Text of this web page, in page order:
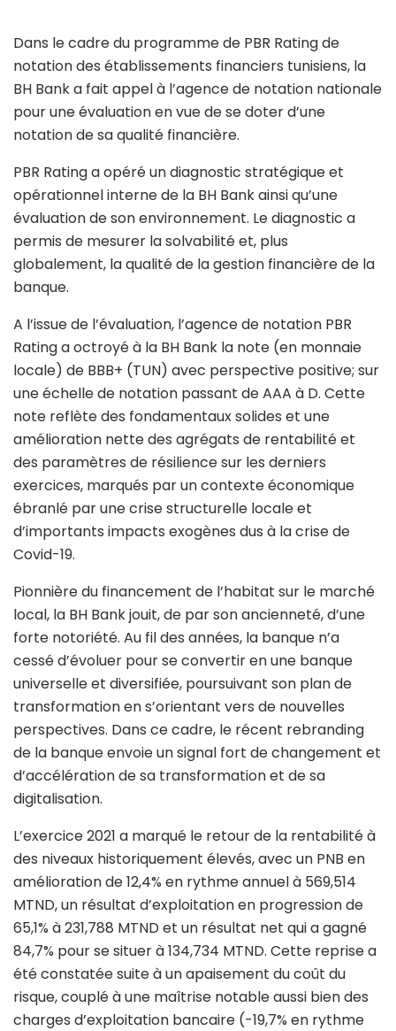
Dans le cadre du programme de PBR Rating de
notation des établissements financiers tunisiens, la
BH Bank a fait appel à l’agence de notation nationale
pour une évaluation en vue de se doter d’une
notation de sa qualité financière.
PBR Rating a opéré un diagnostic stratégique et
opérationnel interne de la BH Bank ainsi qu’une
évaluation de son environnement. Le diagnostic a
permis de mesurer la solvabilité et, plus
globalement, la qualité de la gestion financière de la
banque.
A l’issue de l’évaluation, l’agence de notation PBR
Rating a octroyé à la BH Bank la note (en monnaie
locale) de BBB+ (TUN) avec perspective positive; sur
une échelle de notation passant de AAA à D. Cette
note reflète des fondamentaux solides et une
amélioration nette des agrégats de rentabilité et
des paramètres de résilience sur les derniers
exercices, marqués par un contexte économique
ébranlé par une crise structurelle locale et
d’importants impacts exogènes dus à la crise de
Covid-19.
Pionnière du financement de l’habitat sur le marché
local, la BH Bank jouit, de par son ancienneté, d’une
forte notoriété. Au fil des années, la banque n’a
cessé d’évoluer pour se convertir en une banque
universelle et diversifiée, poursuivant son plan de
transformation en s’orientant vers de nouvelles
perspectives. Dans ce cadre, le récent rebranding
de la banque envoie un signal fort de changement et
d’accélération de sa transformation et de sa
digitalisation.
L’exercice 2021 a marqué le retour de la rentabilité à
des niveaux historiquement élevés, avec un PNB en
amélioration de 12,4% en rythme annuel à 569,514
MTND, un résultat d’exploitation en progression de
65,1% à 231,788 MTND et un résultat net qui a gagné
84,7% pour se situer à 134,734 MTND. Cette reprise a
été constatée suite à un apaisement du coût du
risque, couplé à une maîtrise notable aussi bien des
charges d’exploitation bancaire (-19,7% en rythme